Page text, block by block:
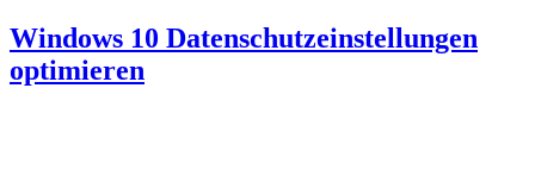
Windows 10 Datenschutzeinstellungen
optimieren